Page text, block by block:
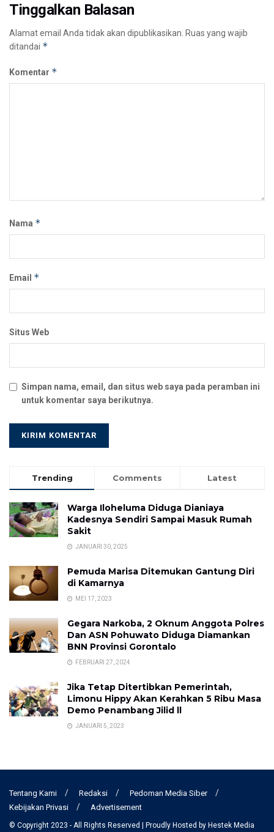
Tinggalkan Balasan
Alamat email Anda tidak akan dipublikasikan. Ruas yang wajib
ditandai *
Komentar *
Nama *
Email *
Situs Web
Simpan nama, email, dan situs web saya pada peramban ini
untuk komentar saya berikutnya.
Trending Comments Latest
Warga Iloheluma Diduga Dianiaya
Kadesnya Sendiri Sampai Masuk Rumah
Sakit
JANUARI 30, 2025
Pemuda Marisa Ditemukan Gantung Diri
di Kamarnya
MEI 17, 2023
Gegara Narkoba, 2 Oknum Anggota Polres
Dan ASN Pohuwato Diduga Diamankan
BNN Provinsi Gorontalo
FEBRUARI 27, 2024
Jika Tetap Ditertibkan Pemerintah,
Limonu Hippy Akan Kerahkan 5 Ribu Masa
Demo Penambang Jilid ll
JANUARI 5, 2023
Tentang Kami Redaksi
Pedoman Media Siber
Kebijakan Privasi
Advertisement
© Copyright 2023 - All Rights Reserved | Proudly Hosted by Hestek Media